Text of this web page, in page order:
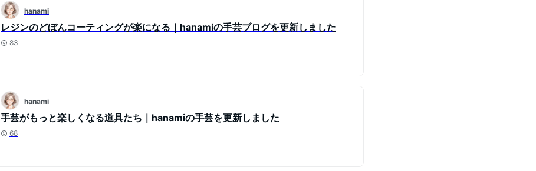
hanami
レジンのどぼんコーティングが楽になる｜hanamiの手芸ブログを更新しました
83
hanami
手芸がもっと楽しくなる道具たち｜hanamiの手芸を更新しました
68